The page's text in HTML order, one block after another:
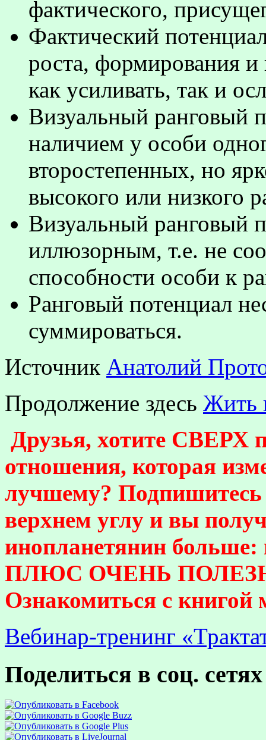
фактического,
Фактический
роста, формирования
как усиливать, так и
Визуальный ранговый
наличием у особи
второстепенных, но
высокого или низкого
Визуальный ранговый
иллюзорным, т.е. не
способности особи к
Ранговый потенциал
суммироваться.
Источник Анатолий
Продолжение здесь Жить
Друзья, хотите СВЕРХ
отношения, которая
лучшему? Подпишитесь
верхнем углу и вы
инопланетянин
ПЛЮС ОЧЕНЬ
Ознакомиться с книгой
Вебинар-тренинг
Поделиться в соц. сетях